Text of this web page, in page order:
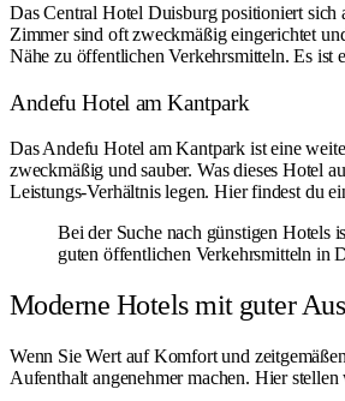
Das Central Hotel Duisburg positioniert sich
Zimmer sind oft zweckmäßig eingerichtet
Nähe zu öffentlichen Verkehrsmitteln. Es ist
Andefu Hotel am Kantpark
Das Andefu Hotel am Kantpark ist eine
zweckmäßig und sauber. Was dieses Hotel
Leistungs-Verhältnis legen. Hier findest du
Bei der Suche nach günstigen Hotels
guten öffentlichen Verkehrsmitteln in
Moderne Hotels mit guter
Wenn Sie Wert auf Komfort und
Aufenthalt angenehmer machen. Hier